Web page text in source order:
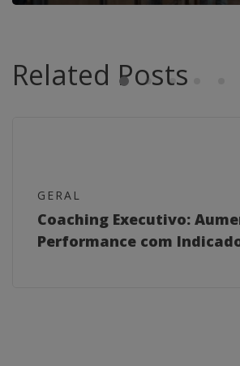
Related Posts
GERAL
Coaching Executivo:
Performance com